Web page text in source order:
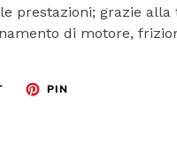
prestazioni; grazie alla
di motore,
TWITTAPIN